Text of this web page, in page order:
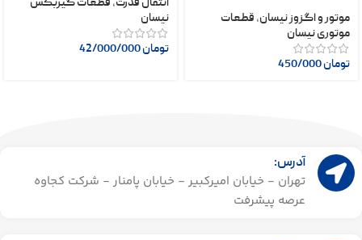
موتور و اگزوز نیسان, قطعات
موتوری نیسان
تومان
نیسان
تومان
آدرس:
تهران - خیابان امیرکبیر - خیابان پامنار - شرکت کجاوه
عرصه پیشرفت